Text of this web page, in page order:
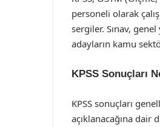
personeli olarak
sergiler. Sınav,
adayların kamu
KPSS Sonuçları
KPSS sonuçları
açıklanacağına dair